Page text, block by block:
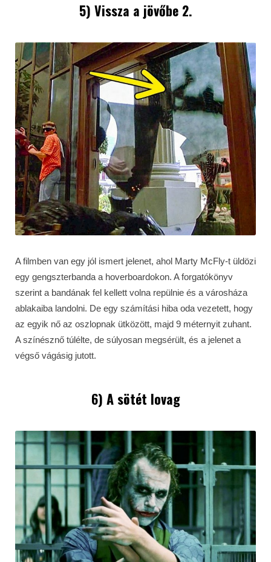
5) Vissza a jövőbe 2.
A filmben van egy jól ismert jelenet, ahol Marty McFly-t üldözi
egy gengszterbanda a hoverboardokon. A forgatókönyv
szerint a bandának fel kellett volna repülnie és a városháza
ablakaiba landolni. De egy számítási hiba oda vezetett, hogy
az egyik nő az oszlopnak ütközött, majd 9 méternyit zuhant.
A színésznő túlélte, de súlyosan megsérült, és a jelenet a
végső vágásig jutott.
6) A sötét lovag